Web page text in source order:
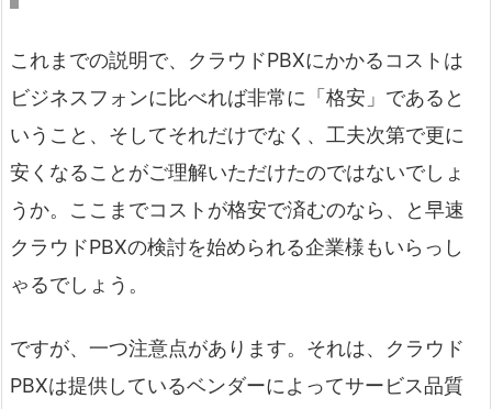
これまでの説明で、クラウドPBXにかかるコストは
ビジネスフォンに比べれば非常に「格安」であると
いうこと、そしてそれだけでなく、工夫次第で更に
安くなることがご理解いただけたのではないでしょ
うか。ここまでコストが格安で済むのなら、と早速
クラウドPBXの検討を始められる企業様もいらっし
ゃるでしょう。
ですが、一つ注意点があります。それは、クラウド
PBXは提供しているベンダーによってサービス品質